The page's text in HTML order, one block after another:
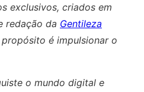
exclusivos, criados em
redação da Gentileza
é impulsionar o
o mundo digital e